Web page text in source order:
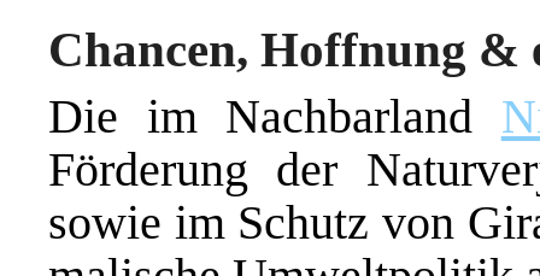
Chancen, Hoffnung &
Die im Nachbarland
Förderung der
sowie im Schutz von